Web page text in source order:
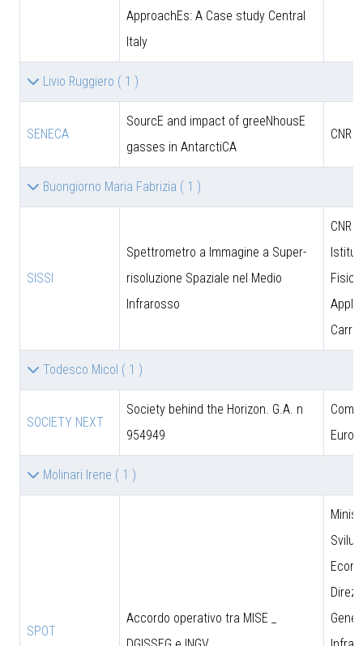
ApproachEs: A Case study Central
Italy
Livio Ruggiero ( 1 )
SENECA
SourcE and impact of greeNhousE
gasses in AntarctiCA
CNR
Buongiorno Maria Fabrizia ( 1 )
SISSI
Spettrometro a Immagine a Super-
risoluzione Spaziale nel Medio
Infrarosso
CNR -
Fisica
Todesco Micol ( 1 )
SOCIETY NEXT
Society behind the Horizon. G.A. n
954949
Molinari Irene ( 1 )
SPOT
Accordo operativo tra MISE _